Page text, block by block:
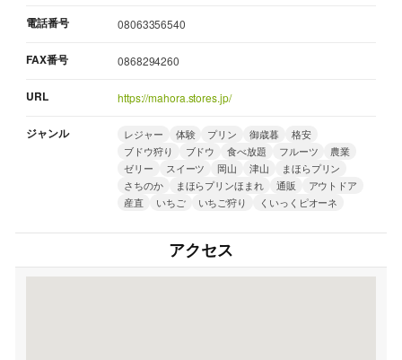
電話番号 08063356540
FAX番号 0868294260
URL https://mahora.stores.jp/
ジャンル レジャー 体験 プリン 御歳暮
格安
ブドウ狩り
ブドウ 食べ放題 フルーツ
農業
ゼリー
スイーツ 岡山 津山
まほらプリン
さちのか
まほらプリンほまれ 通販
アウトドア
産直
いちご いちご狩り くいっくピオーネ
アクセス